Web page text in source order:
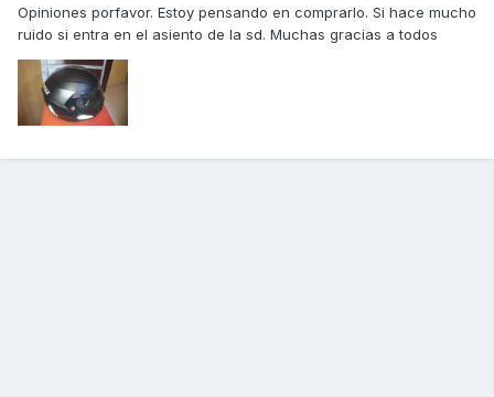
Opiniones porfavor. Estoy pensando en comprarlo. Si hace mucho
ruido si entra en el asiento de la sd. Muchas gracias a todos